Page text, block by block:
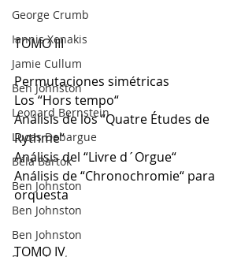
George Crumb
Iannis Xenakis
Jamie Cullum
Ben Johnston
Leonard Bernstein
Lucas Debargue
Béla Bartók
Ben Johnston
Ben Johnston
Ben Johnston
TOMO III
Permutaciones simétricas
Los “Hors tempo“
Análisis de los “Quatre Études de
Rythme“
Análisis del “Livre d´Orgue“
Análisis de “Chronochromie“ para
orquesta
TOMO IV